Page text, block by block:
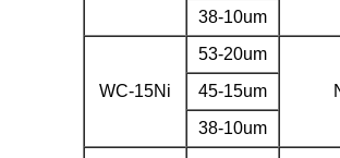
38-10um
WC-15Ni
53-20um
45-15um
38-10um